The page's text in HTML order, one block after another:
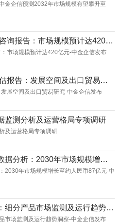
金企信预测2032年市场规模有望攀升至
2026年中国燃气轮机投资咨询报告：市场规模预计达420亿元-中金企信发布
市场规模预计达420亿元-中金企信发布
2026年中国除湿机投资评估报告：发展空间及出口贸易研究-中金企信发布
展空间及出口贸易研究-中金企信发布
监测分析及运营格局专项调研
及运营格局专项调研
全球及我国无掩膜光刻机数据分析：2030年市场规模增长至约人民币87亿元-中金企信发布
2030年市场规模增长至约人民币87亿元-中
锁紧套行业投资咨询报告：细分产品市场监测及运行趋势洞察-中金企信发布
市场监测及运行趋势洞察-中金企信发布